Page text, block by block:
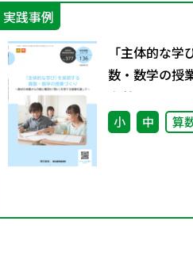
実践事例
「主体的な
数・数学の授
本質からの個
を育てる指導
小 中 算